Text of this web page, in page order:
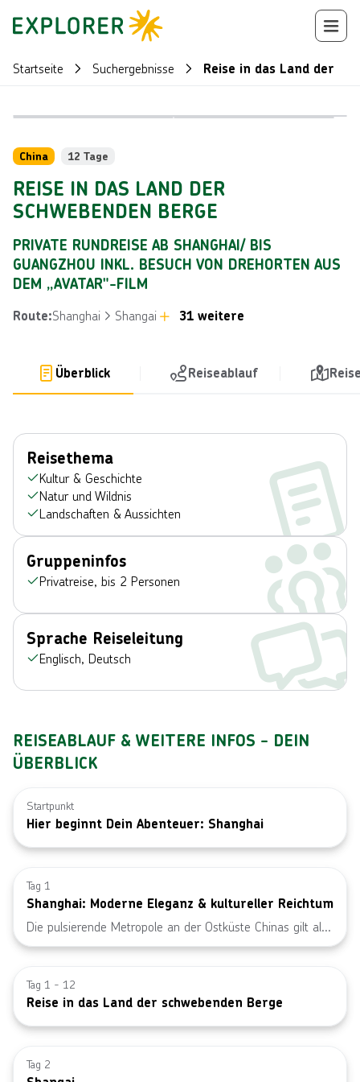
Startseite Suchergebnisse Reise in das Land der
China 12 Tage
REISE IN DAS LAND DER
SCHWEBENDEN BERGE
PRIVATE RUNDREISE AB SHANGHAI/ BIS
GUANGZHOU INKL. BESUCH VON DREHORTEN AUS
DEM „AVATAR"-FILM
Route:Shanghai Shangai 31 weitere
Überblick Reiseablauf
Reisethema
Kultur & Geschichte
Natur und Wildnis
Landschaften & Aussichten
Gruppeninfos
Privatreise, bis 2 Personen
Sprache Reiseleitung
Englisch, Deutsch
REISEABLAUF & WEITERE INFOS - DEIN
ÜBERBLICK
Startpunkt
Hier beginnt Dein Abenteuer: Shanghai
Bild von ©
Tag 1
Shanghai: Moderne Eleganz & kultureller Reichtum
Die pulsierende Metropole an der Ostküste Chinas gilt als
Finanz- und Wirtschaftszentrum des Landes. Die
Wolkenkratzern, wie dem Jin Mao Tower oder dem
Shanghai Tower, und spiegelt ihre junge, moderne
Entwicklung wider. The Bund (auch Waitan genannt) ist
atemberaubenden Blick auf die historische Architektur der
Bild von ©
Tag 1 - 12
Reise in das Land der schwebenden Berge
Bild von ©
Tag 2